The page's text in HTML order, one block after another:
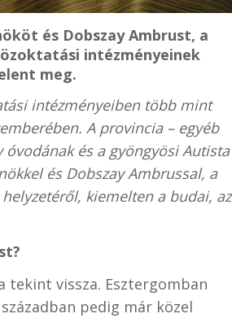
és Dobszay Ambrust, a
intézményeinek
meg.
intézményeiben több mint
A provincia – egyéb
és a gyöngyösi Autista
és Dobszay Ambrussal, a
kiemelten a budai, az
tekint vissza. Esztergomban
pedig már közel